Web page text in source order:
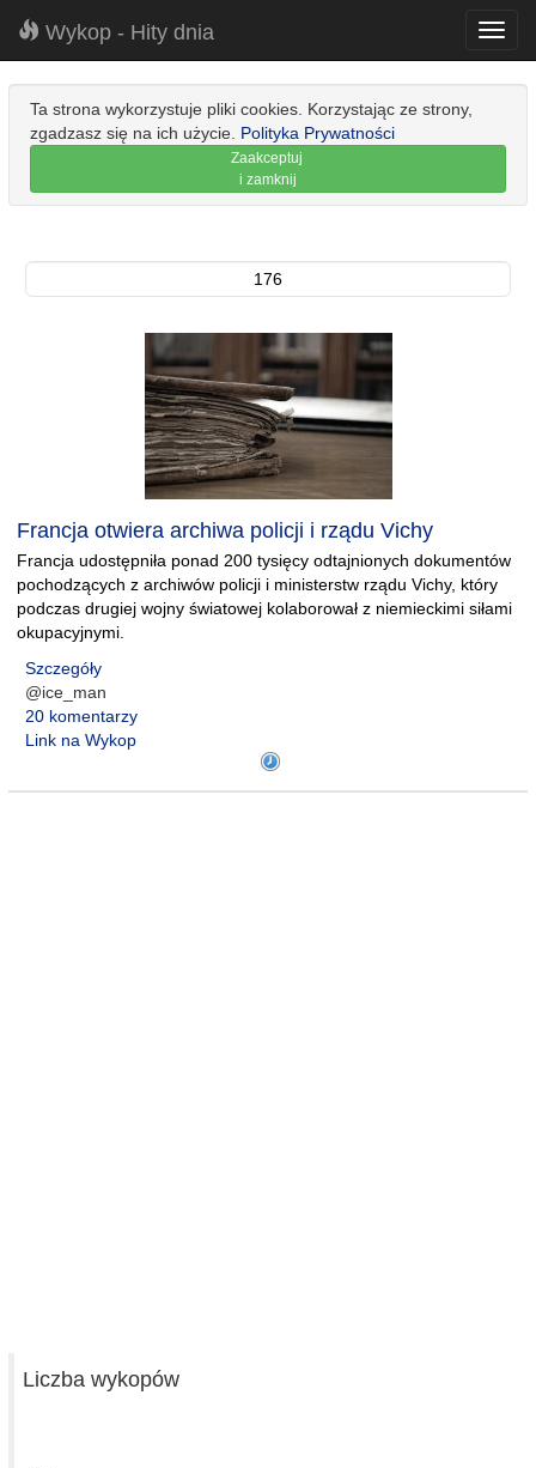
Wykop - Hity dnia
Ta strona wykorzystuje pliki cookies. Korzystając ze strony,
zgadzasz się na ich użycie. Polityka Prywatności
Zaakceptuj
i zamknij
176
Francja otwiera archiwa policji i rządu Vichy
Francja udostępniła ponad 200 tysięcy odtajnionych dokumentów
pochodzących z archiwów policji i ministerstw rządu Vichy, który
podczas drugiej wojny światowej kolaborował z niemieckimi siłami
okupacyjnymi.
Szczegóły
@ice_man
20 komentarzy
Link na Wykop
Liczba wykopów